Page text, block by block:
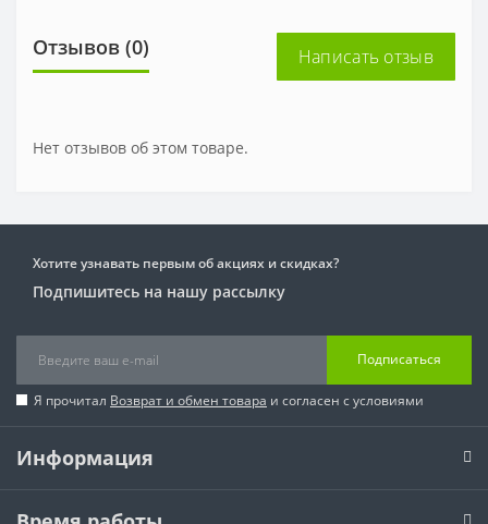
Отзывов (0) Написать отзыв
Нет отзывов об этом товаре.
Хотите узнавать первым об акциях и скидках?
Подпишитесь на нашу рассылку
Подписаться
Я прочитал Возврат и обмен товара и согласен с условиями
Информация